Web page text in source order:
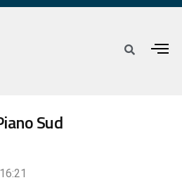
Sud
16:21